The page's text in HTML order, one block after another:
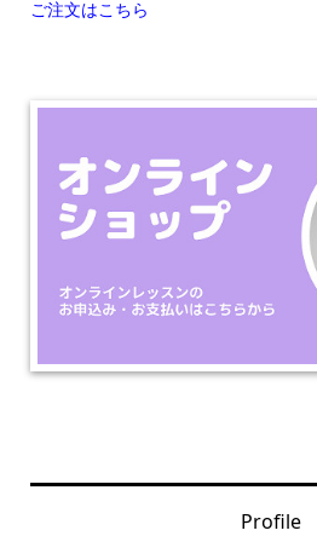
ご注文はこちら
Profile
お問い合わせ